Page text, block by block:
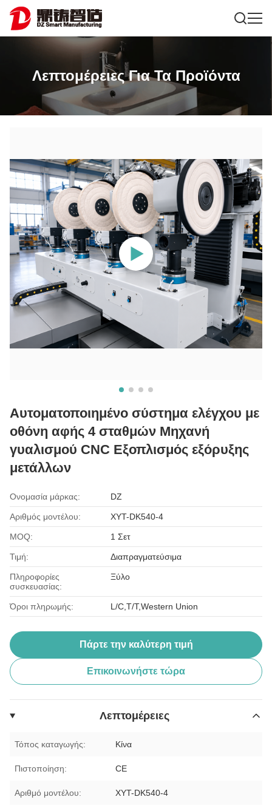
Λεπτομέρειες Για Τα Προϊόντα
Αυτοματοποιημένο σύστημα ελέγχου με
οθόνη αφής 4 σταθμών Μηχανή
γυαλισμού CNC Εξοπλισμός εξόρυξης
μετάλλων
Ονομασία μάρκας: DZ
Αριθμός μοντέλου: XYT-DK540-4
MOQ: 1 Σετ
Τιμή: Διαπραγματεύσιμα
Πληροφορίες
συσκευασίας:
Ξύλο
Όροι πληρωμής: L/C,T/T,Western Union
Πάρτε την καλύτερη τιμή
Επικοινωνήστε τώρα
Λεπτομέρειες
Τόπος καταγωγής: Κίνα
Πιστοποίηση: CE
Αριθμό μοντέλου: XYT-DK540-4